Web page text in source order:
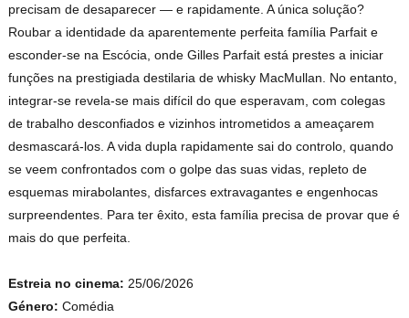
precisam de desaparecer — e rapidamente. A única solução?
Roubar a identidade da aparentemente perfeita família Parfait e
esconder-se na Escócia, onde Gilles Parfait está prestes a iniciar
funções na prestigiada destilaria de whisky MacMullan. No entanto,
integrar-se revela-se mais difícil do que esperavam, com colegas
de trabalho desconfiados e vizinhos intrometidos a ameaçarem
desmascará-los. A vida dupla rapidamente sai do controlo, quando
se veem confrontados com o golpe das suas vidas, repleto de
esquemas mirabolantes, disfarces extravagantes e engenhocas
surpreendentes. Para ter êxito, esta família precisa de provar que é
mais do que perfeita.
Estreia no cinema: 25/06/2026
Género: Comédia